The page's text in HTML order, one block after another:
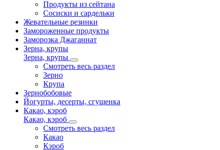
Продукты из сейтана
Сосиски и сардельки
Жевательные резинки
Замороженные продукты
Заморозка Джаганнат
Зерна, крупы
Зерна, крупы
Смотреть весь раздел
Зерно
Крупа
Зернобобовые
Йогурты, десерты, сгущенка
Какао, кэроб
Какао, кэроб
Смотреть весь раздел
Какао
Кэроб